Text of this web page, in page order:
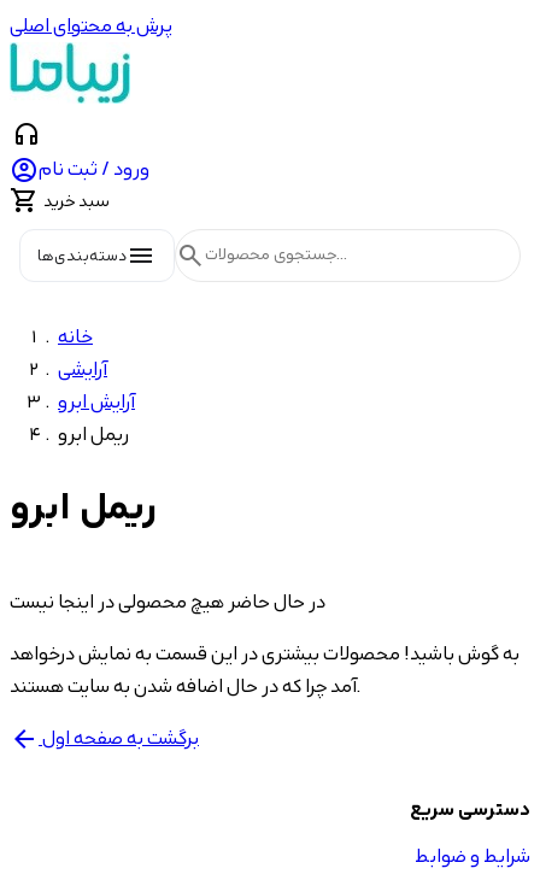
پرش به محتوای اصلی
headphones
ورود / ثبت نام
 سبد خرید
menuدسته‌بندی‌ها search
خانه
آرایشی
آرایش ابرو
ریمل ابرو
ریمل ابرو
در حال حاضر هیچ محصولی در اینجا نیست
به گوش باشید! محصولات بیشتری در این قسمت به نمایش درخواهد
آمد چرا که در حال اضافه شدن به سایت هستند.
arrow_back برگشت به صفحه اول
دسترسی سریع
شرایط و ضوابط